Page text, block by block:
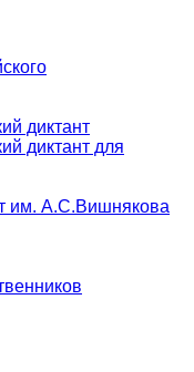
диктант
диктант для
им. А.С.Вишнякова